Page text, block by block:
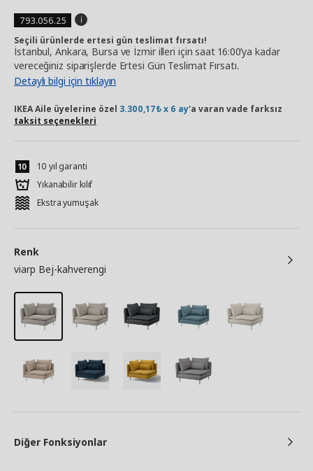
793.056.25
Seçili ürünlerde ertesi gün teslimat fırsatı!
İstanbul, Ankara, Bursa ve İzmir illeri için saat 16:00’ya kadar
vereceğiniz siparişlerde Ertesi Gün Teslimat Fırsatı.
Detaylı bilgi için tıklayın
IKEA Aile üyelerine özel 3.300,17₺ x 6 ay'a varan vade farksız
taksit seçenekleri
10 yıl garanti
Yıkanabilir kılıf
Ekstra yumuşak
Renk
viarp Bej-kahverengi
Diğer Fonksiyonlar